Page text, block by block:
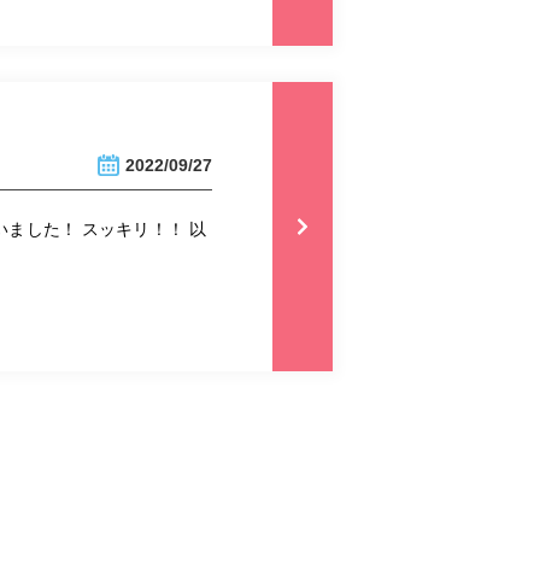
2022/09/27
ました！ スッキリ！！ 以